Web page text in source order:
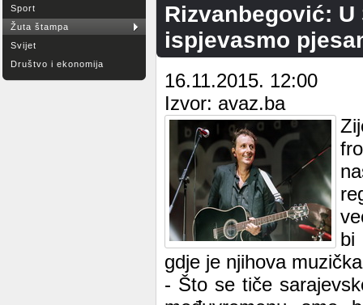
Sport
Žuta štampa
Svijet
Društvo i ekonomija
Rizvanbegović:
ispjevasmo
16.11.2015. 12:00
Izvor: avaz.ba
bi
gdje je njihova
- Što se tiče